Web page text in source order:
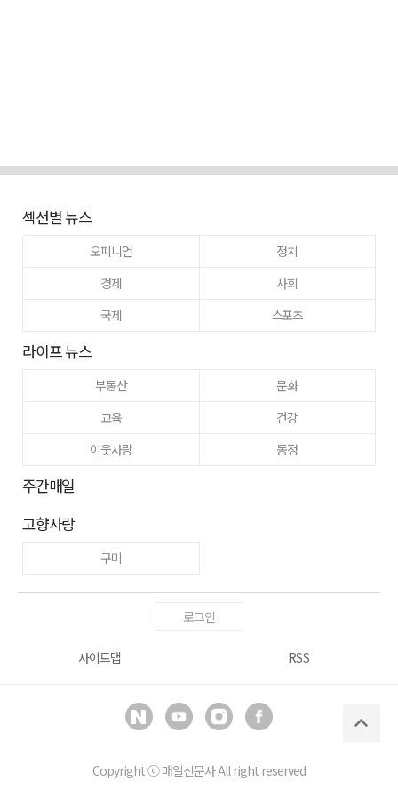
섹션별 뉴스
오피니언
정치
경제
사회
국제
스포츠
라이프 뉴스
부동산
문화
교육
건강
이웃사랑
동정
주간매일
고향사랑
구미
로그인
사이트맵 RSS
Copyright ⓒ매일신문사All right reserved